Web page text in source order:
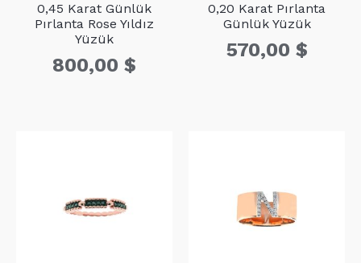
0,45 Karat Günlük
Pırlanta Rose Yıldız
Yüzük
800,00 $
0,20 Karat Pırlanta
Günlük Yüzük
570,00 $